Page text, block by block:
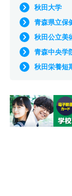
秋田大学
青森県立保
秋田公立美
青森中央学
秋田栄養短